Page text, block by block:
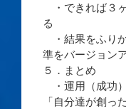
・できれば３
る
・結果をふり
準をバージョン
５．まとめ
・運用（成功
「自分達が創っ